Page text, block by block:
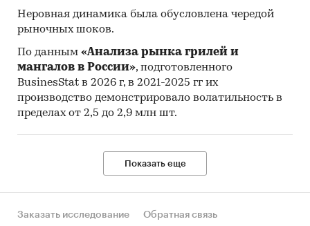
Неровная динамика была обусловлена чередой
рыночных шоков.
По данным «Анализа рынка грилей и
мангалов в России», подготовленного
BusinesStat в 2026 г, в 2021-2025 гг их
производство демонстрировало волатильность в
пределах от 2,5 до 2,9 млн шт.
Показать еще
Заказать исследование
Обратная связь